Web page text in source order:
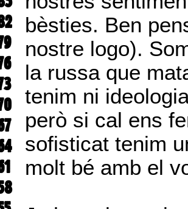
bèsties. Ben
nostre logo).
la russa que
tenim ni
però si cal ens
sofisticat tenim
molt bé amb el